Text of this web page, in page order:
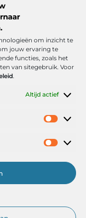
om inzicht te
jouw ervaring te
functies, zoals het
van sitegebruik. Voor
.
Altijd actief
Inspiratie
en artikelen om jou te
je inspireren!